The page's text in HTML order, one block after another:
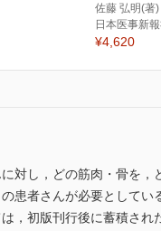
佐藤 弘明(著)
日本医事新
¥4,620
対し，どの筋肉・骨を
患者さんが必要としてい
，初版刊行後に蓄積さ